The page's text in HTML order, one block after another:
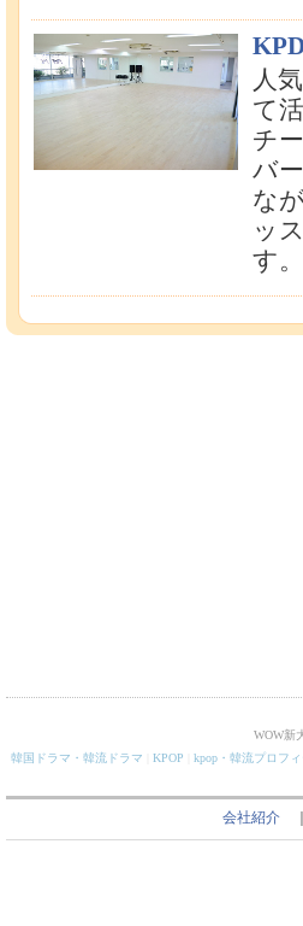
人
て
チ
バ
な
ッ
す。
WOW新
韓国ドラマ・韓流ドラマ
KPOP kpop・韓流プロフ
会社紹介